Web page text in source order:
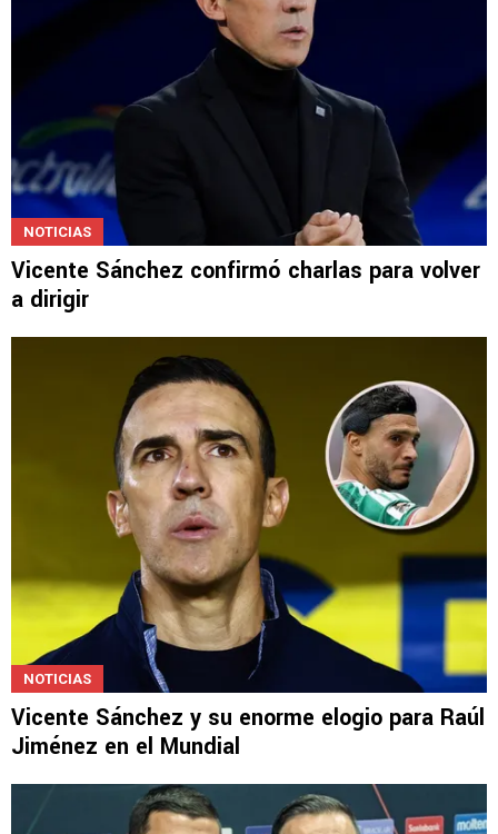
NOTICIAS
Vicente Sánchez confirmó charlas para volver
a dirigir
NOTICIAS
Vicente Sánchez y su enorme elogio para Raúl
Jiménez en el Mundial